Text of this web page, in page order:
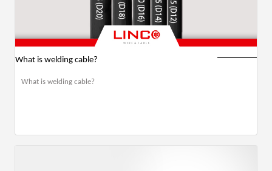
What is welding cable?
What is welding cable?